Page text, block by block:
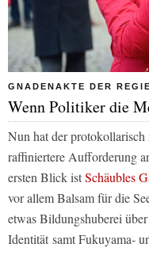
GNADENAKTE DER
Wenn Politiker die
Nun hat der
raffiniertere Aufforderung
ersten Blick istSchäubles
vor allem Balsam für die
etwas Bildungshuberei
Identität samt Fukuyama-